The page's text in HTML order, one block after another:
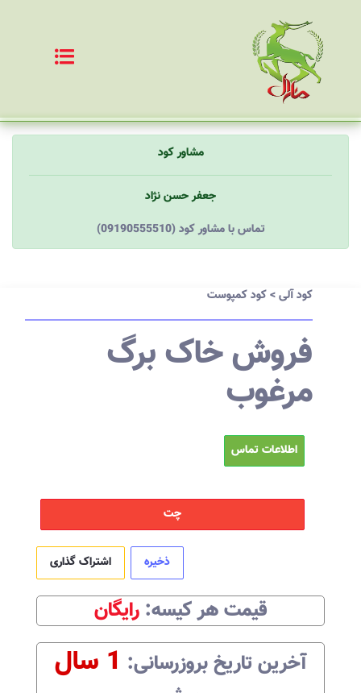
مشاور کود
جعفر حسن نژاد
(09190555510) تماس با مشاور کود
کود آلی>کود کمپوست
فروش خاک برگ
مرغوب
اطلاعات تماس
چت
ذخیره اشتراک گذاری
قیمت هرکیسه:‌رایگان
آخرین تاریخ بروزرسانی:‌ 1 سال